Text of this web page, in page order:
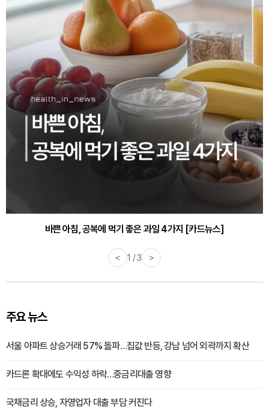
바쁜 아침, 공복에 먹기 좋은 과일 4가지 [카드뉴스]
< 1 / 3 >
주요 뉴스
서울 아파트 상승거래 57% 돌파…집값 반등, 강남 넘어 외곽까지 확산
카드론 확대에도 수익성 하락…중금리대출 영향
국채금리 상승, 자영업자 대출 부담 커진다